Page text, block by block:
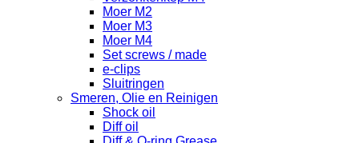
Moer M2
Moer M3
Moer M4
Set screws / made
e-clips
Sluitringen
Smeren, Olie en Reinigen
Shock oil
Diff oil